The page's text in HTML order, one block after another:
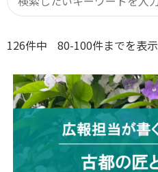
126件中 80-100件までを表示